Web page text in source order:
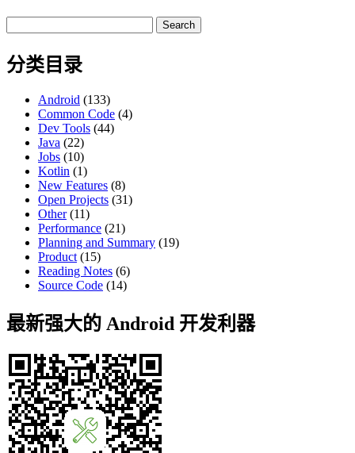
for:
分类目录
Android (133)
Common Code (4)
Dev Tools (44)
Java (22)
Jobs (10)
Kotlin (1)
New Features (8)
Open Projects (31)
Other(11)
Performance (21)
Planning and Summary (19)
Product (15)
Reading Notes (6)
Source Code (14)
最新强大的 Android 开发利器